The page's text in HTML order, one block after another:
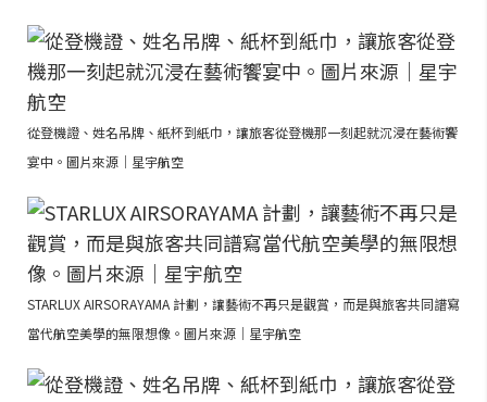
從登機證、姓名吊牌、紙杯到紙巾，讓旅客從登機那一刻起就沉浸在藝術饗
宴中。圖片來源｜星宇航空
STARLUX AIRSORAYAMA 計劃，讓藝術不再只是觀賞，而是與旅客共同譜寫
當代航空美學的無限想像。圖片來源｜星宇航空